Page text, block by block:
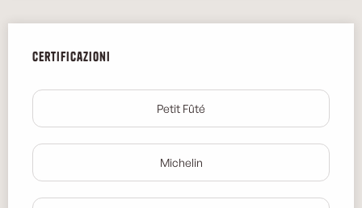
Certificazioni
Certificazioni
Petit Fûté
Michelin